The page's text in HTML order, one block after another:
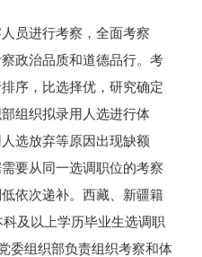
员进行考察，全面考察
政治品质和道德品行。考
序，比选择优，研究确定
组织拟录用人选进行体
选放弃等原因出现缺额
要从同一选调职位的考察
依次递补。西藏、新疆籍
及以上学历毕业生选调职
委组织部负责组织考察和体